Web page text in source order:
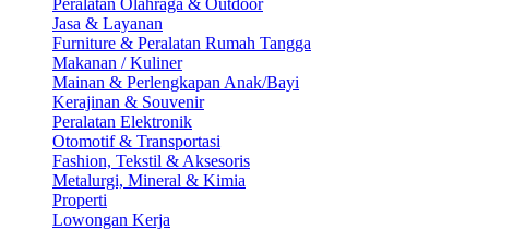
Jasa & Layanan
Furniture & Peralatan Rumah Tangga
Makanan / Kuliner
Mainan & Perlengkapan Anak/Bayi
Kerajinan & Souvenir
Peralatan Elektronik
Otomotif & Transportasi
Fashion, Tekstil & Aksesoris
Metalurgi, Mineral & Kimia
Properti
Lowongan Kerja